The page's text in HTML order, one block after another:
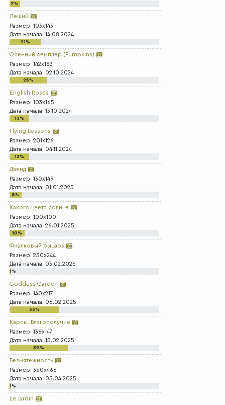
7%
Леший
Размер: 103x143
Дата начала: 14.08.2024
21%
Осенний семплер (Pumpkins)
Размер: 142x183
Дата начала: 02.10.2024
25%
English Roses
Размер: 103x165
Дата начала: 13.10.2024
13%
Flying Lessons
Размер: 201x126
Дата начала: 04.11.2024
13%
Давид
Размер: 130x149
Дата начала: 01.01.2025
8%
Какого цвета солнце
Размер: 100x100
Дата начала: 26.01.2025
10%
Фиалковый рыцарь
Размер: 250x244
Дата начала: 03.02.2025
1%
Goddess Garden
Размер: 140x217
Дата начала: 06.02.2025
33%
Карпы. Благополучие
Размер: 136x147
Дата начала: 15.02.2025
39%
Безмятежность
Размер: 350x466
Дата начала: 05.04.2025
1%
Le Jardin